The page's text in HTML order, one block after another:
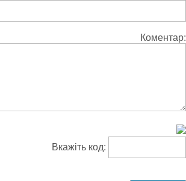
Коментар:
Вкажіть код: